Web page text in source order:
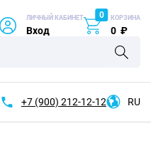
ЛИЧНЫЙ КАБИНЕТ
Вход
0 КОРЗИНА
0 ₽
+7 (900) 212-12-12 RU